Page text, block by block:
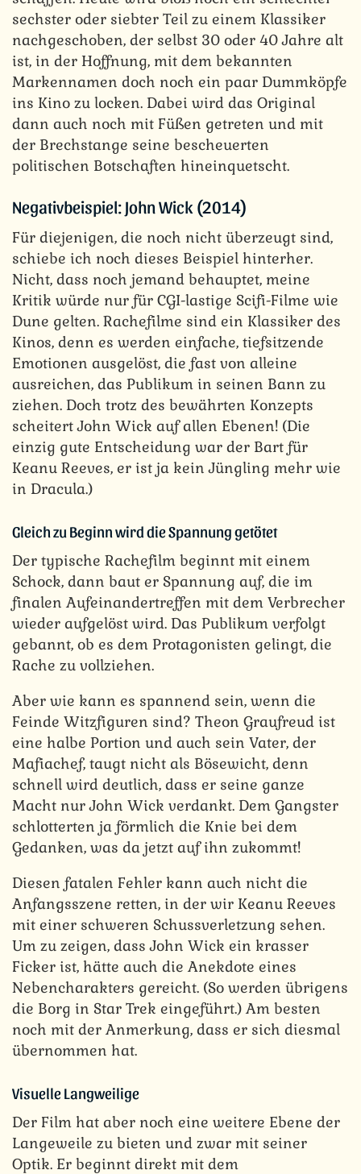
sechster oder siebter Teil zu einem Klassiker
nachgeschoben, der selbst 30 oder 40 Jahre alt
ist, in der Hoffnung, mit dem bekannten
Markennamen doch noch ein paar Dummköpfe
ins Kino zu locken. Dabei wird das Original
dann auch noch mit Füßen getreten und mit
der Brechstange seine bescheuerten
politischen Botschaften hineinquetscht.
Negativbeispiel: John Wick (2014)
Für diejenigen, die noch nicht überzeugt sind,
schiebe ich noch dieses Beispiel hinterher.
Nicht, dass noch jemand behauptet, meine
Kritik würde nur für CGI-lastige Scifi-Filme wie
Dune gelten. Rachefilme sind ein Klassiker des
Kinos, denn es werden einfache, tiefsitzende
Emotionen ausgelöst, die fast von alleine
ausreichen, das Publikum in seinen Bann zu
ziehen. Doch trotz des bewährten Konzepts
scheitert John Wick auf allen Ebenen! (Die
einzig gute Entscheidung war der Bart für
Keanu Reeves, er ist ja kein Jüngling mehr wie
in Dracula.)
Gleich zu Beginn wird die Spannung getötet
Der typische Rachefilm beginnt mit einem
Schock, dann baut er Spannung auf, die im
finalen Aufeinandertreffen mit dem Verbrecher
wieder aufgelöst wird. Das Publikum verfolgt
gebannt, ob es dem Protagonisten gelingt, die
Rache zu vollziehen.
Aber wie kann es spannend sein, wenn die
Feinde Witzfiguren sind? Theon Graufreud ist
eine halbe Portion und auch sein Vater, der
Mafiachef, taugt nicht als Bösewicht, denn
schnell wird deutlich, dass er seine ganze
Macht nur John Wick verdankt. Dem Gangster
schlotterten ja förmlich die Knie bei dem
Gedanken, was da jetzt auf ihn zukommt!
Diesen fatalen Fehler kann auch nicht die
Anfangsszene retten, in der wir Keanu Reeves
mit einer schweren Schussverletzung sehen.
Um zu zeigen, dass John Wick ein krasser
Ficker ist, hätte auch die Anekdote eines
Nebencharakters gereicht. (So werden übrigens
die Borg in Star Trek eingeführt.) Am besten
noch mit der Anmerkung, dass er sich diesmal
übernommen hat.
Visuelle Langweilige
Der Film hat aber noch eine weitere Ebene der
Langeweile zu bieten und zwar mit seiner
Optik. Er beginnt direkt mit dem